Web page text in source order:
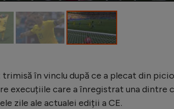
în vinclu după ce a plecat din
execuțiile care a înregistrat una dintre
zile ale actualei ediții a CE.